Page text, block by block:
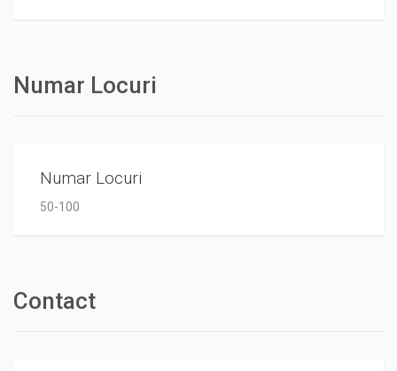
Numar Locuri
Numar Locuri
50-100
Contact